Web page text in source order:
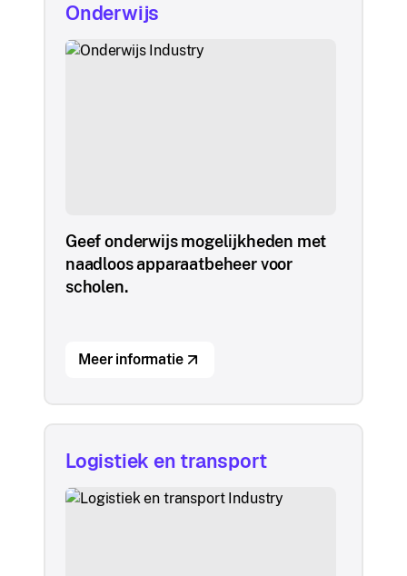
Onderwijs
Geef onderwijs mogelijkheden met
naadloos apparaatbeheer voor
scholen.
Meer informatie
Logistiek en transport